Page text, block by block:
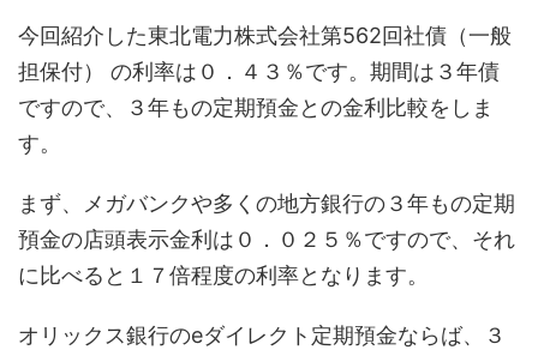
今回紹介した東北電力株式会社第562回社債（一般
担保付） の利率は０．４３％です。期間は３年債
ですので、３年もの定期預金との金利比較をしま
す。
まず、メガバンクや多くの地方銀行の３年もの定期
預金の店頭表示金利は０．０２５％ですので、それ
に比べると１７倍程度の利率となります。
オリックス銀行のeダイレクト定期預金ならば、３